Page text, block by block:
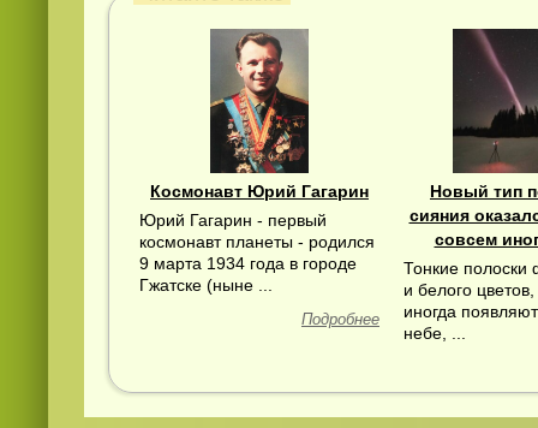
Космонавт Юрий Гагарин
Юрий Гагарин - первый
космонавт планеты - родился
9 марта 1934 года в городе
Гжатске (ныне ...
Подробнее
Новый тип
сияния
совсем
Тонкие полоски
и белого
иногда
небе, ...